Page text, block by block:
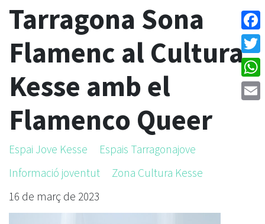
Tarragona Sona
Flamenc al Cultura
Kesse amb el
Flamenco Queer
Espai Jove Kesse
Espais Tarragonajove
Informació joventut
Zona Cultura Kesse
16 de març de 2023